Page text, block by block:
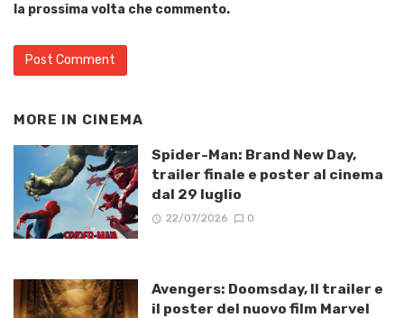
la prossima volta che commento.
MORE IN CINEMA
Spider-Man: Brand New Day,
trailer finale e poster al cinema
dal 29 luglio
22/07/2026 0
Avengers: Doomsday, Il trailer e
il poster del nuovo film Marvel